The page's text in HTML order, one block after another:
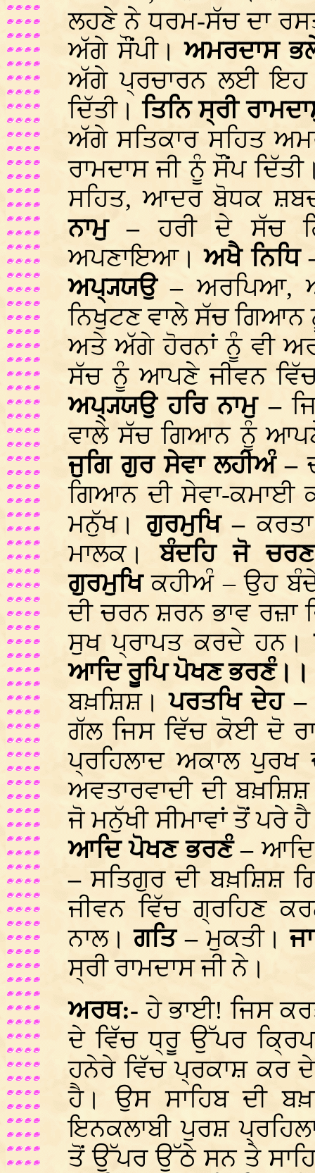
ਲਹਣੇ ਨੇ ਧਰਮ-ਸੱਚ ਦਾ
ਅੱਗੇ ਸੌਂਪੀ।ਅਮਰਦਾਸ
ਅੱਗੇ ਪ੍ਰਚਾਰਨ ਲਈ ਇਹ
ਦਿੱਤੀ।ਤਿਨਿ ਸ੍ਰੀ
ਅੱਗੇ ਸਤਿਕਾਰ ਸਹਿਤ
ਰਾਮਦਾਸ ਜੀ ਨੂੰ ਸੌਂਪ
ਸਹਿਤ, ਆਦਰ ਬੋਧਕ
ਨਾਮੁ –ਹਰੀ ਦੇ ਸੱਚ
ਅਪਣਾਇਆ।ਅਖੈ ਨਿਧਿ
ਅਪ੍ਯ੍ਯਉ –ਅਰਪਿਆ,
ਨਿਖੁਟਣ ਵਾਲੇ ਸੱਚ
ਅਤੇ ਅੱਗੇ ਹੋਰਨਾਂ ਨੂੰ ਵੀ
ਸੱਚ ਨੂੰ ਆਪਣੇ ਜੀਵਨ
ਅਪ੍ਯ੍ਯਉ ਹਰਿ ਨਾਮੁ –
ਵਾਲੇ ਸੱਚ ਗਿਆਨ ਨੂੰ
ਜੁਗਿ ਗੁਰ ਸੇਵਾ ਲਹੀਅੰ –
ਗਿਆਨ ਦੀ ਸੇਵਾ-ਕਮਾਈ
ਮਨੁੱਖ।ਗੁਰਮੁਖਿ –
ਮਾਲਕ।ਬੰਦਹਿ ਜੋ
ਗੁਰਮੁਖਿਕਹੀਅੰ – ਉਹ
ਦੀ ਚਰਨ ਸ਼ਰਨ ਭਾਵ
ਸੁਖ ਪ੍ਰਾਪਤ ਕਰਦੇ ਹਨ।
ਆਦਿ ਰੂਪਿ ਪੋਖਣ ਭਰਣੰ।।
ਬਖ਼ਸ਼ਿਸ਼।ਪਰਤਖਿ ਦੇਹ
ਗੱਲ ਜਿਸ ਵਿੱਚ ਕੋਈ ਦੋ
ਪ੍ਰਹਿਲਾਦ ਅਕਾਲ ਪੁਰਖ
ਅਵਤਾਰਵਾਦੀ ਦੀ
ਜੋ ਮਨੁੱਖੀ ਸੀਮਾਵਾਂ ਤੋਂ ਪਰੇ
ਆਦਿ ਪੋਖਣ ਭਰਣੰ –ਆਦਿ
–ਸਤਿਗੁਰ ਦੀ
ਜੀਵਨ ਵਿੱਚ ਗ੍ਰਹਿਣ
ਨਾਲ।ਗਤਿ –ਮੁਕਤੀ।
ਸ੍ਰੀ ਰਾਮਦਾਸ ਜੀ ਨੇ।
ਅਰਥ:- ਹੇ ਭਾਈ! ਜਿਸ
ਦੇ ਵਿੱਚ ਧ੍ਰੂ ਉੱਪਰ
ਹਨੇਰੇ ਵਿੱਚ ਪ੍ਰਕਾਸ਼ ਕਰ
ਹੈ। ਉਸ ਸਾਹਿਬ ਦੀ
ਇਨਕਲਾਬੀ ਪੁਰਸ਼
ਤੋਂ ਉੱਪਰ ਉੱਠੇ ਸਨ ਤੇ